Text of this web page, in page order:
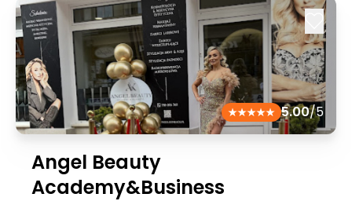
5.00/5
Angel Beauty
Academy&Business